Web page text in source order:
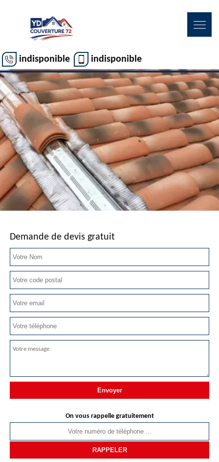
indisponible indisponible
Demande de devis gratuit
On vous rappelle gratuitement